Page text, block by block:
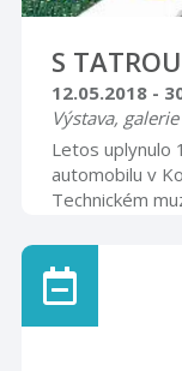
S
12.05.2018 -
Výstava,
Letos uplynulo
automobilu v
Technickém
všude!
má výstava za
výrobní
zapsala do